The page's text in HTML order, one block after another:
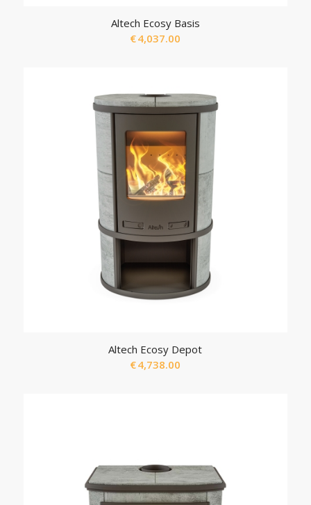
Altech Ecosy Basis
€4,037.00
Altech Ecosy Depot
€4,738.00